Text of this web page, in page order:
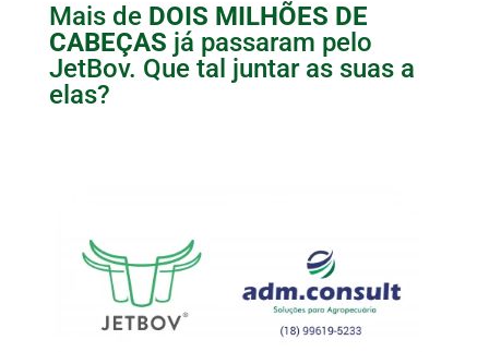
Mais de DOIS MILHÕES DE
CABEÇAS já passaram pelo
JetBov. Que tal juntar as suas a
elas?